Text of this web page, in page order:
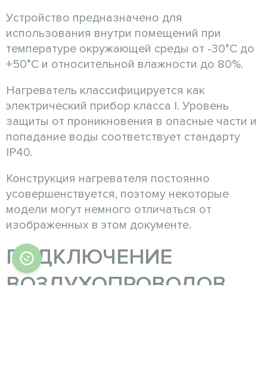
Устройство предназначено для
использования внутри помещений при
температуре окружающей среды от -30°C до
+50°C и относительной влажности до 80%.
Нагреватель классифицируется как
электрический прибор класса I. Уровень
защиты от проникновения в опасные части и
попадание воды соответствует стандарту
IP40.
Конструкция нагревателя постоянно
усовершенствуется, поэтому некоторые
модели могут немного отличаться от
изображенных в этом документе.
ПОДКЛЮЧЕНИЕ
ВОЗДУХОПРОВОДОВ